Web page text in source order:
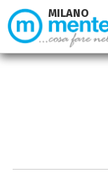
MILANO